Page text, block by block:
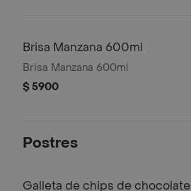
Brisa Manzana 600ml
Brisa Manzana 600ml
$ 5900
Postres
Galleta de chips de chocolate